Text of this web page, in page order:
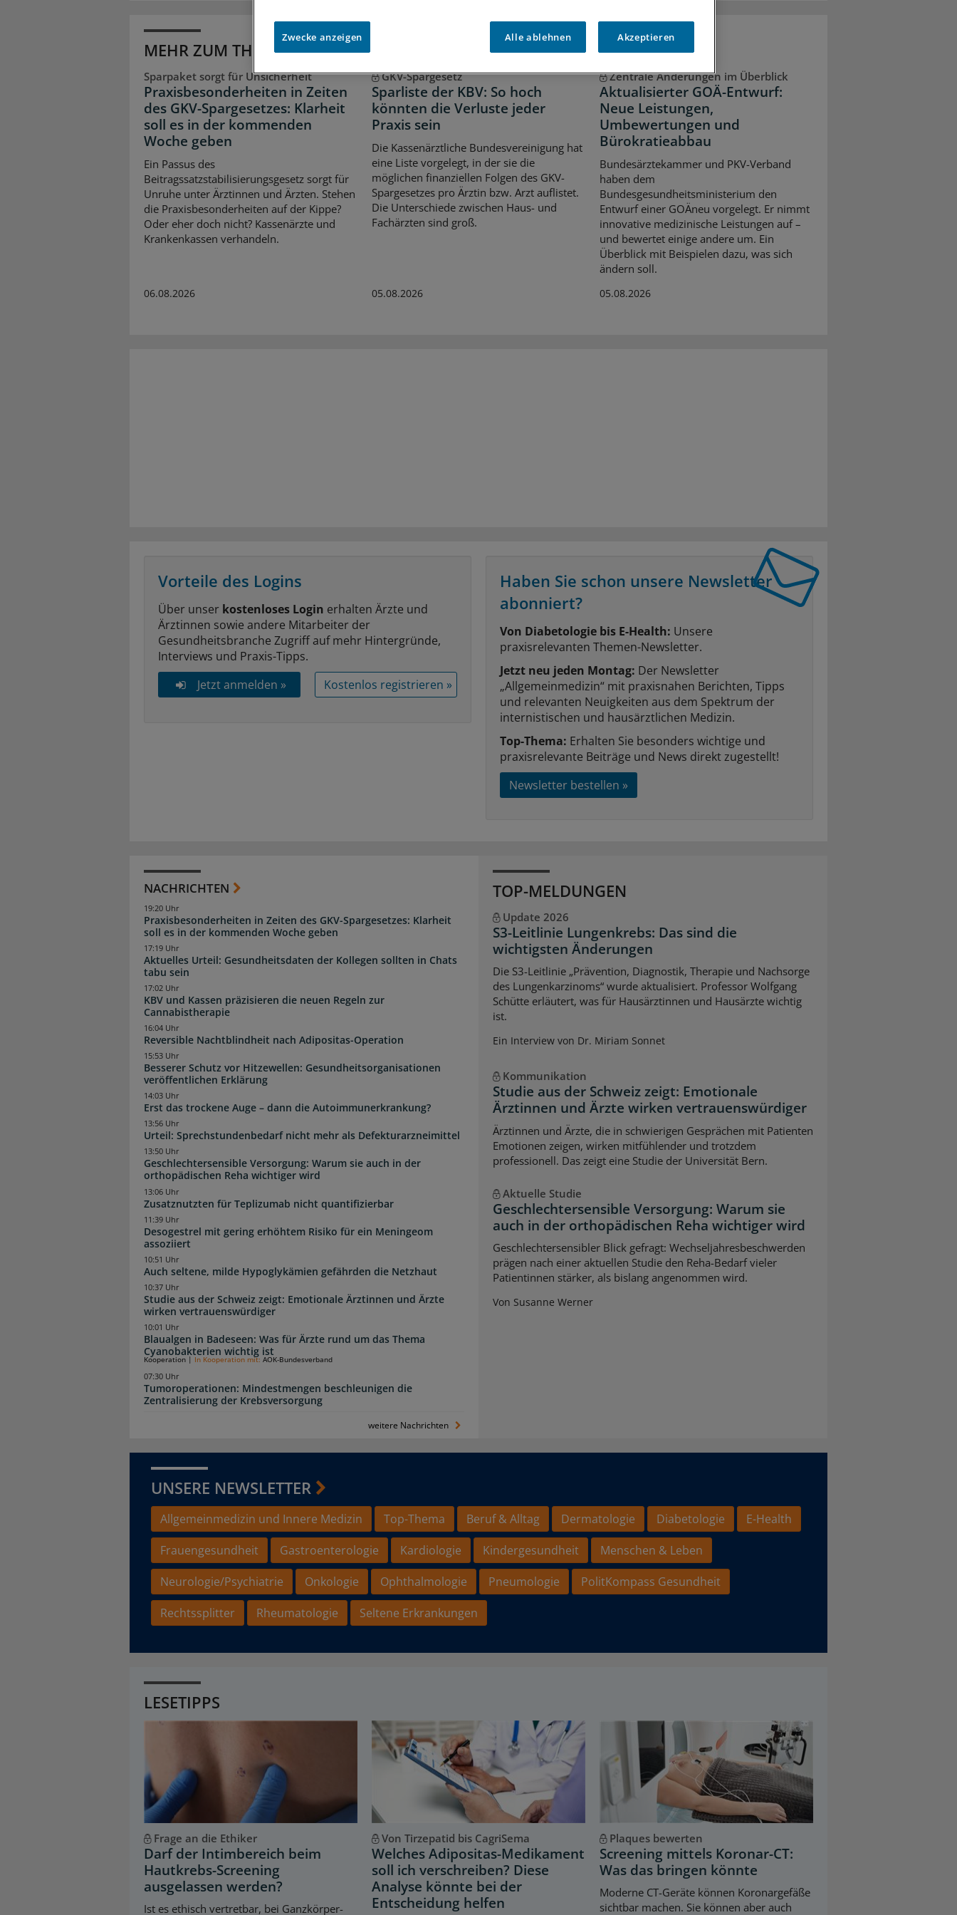
MEHR ZUM THEMA
Sparpaket sorgt für Unsicherheit
Praxisbesonderheiten in Zeiten
des GKV-Spargesetzes: Klarheit
soll es in der kommenden
Woche geben
Ein Passus des
Beitragssatzstabilisierungsgesetz sorgt für
Unruhe unter Ärztinnen und Ärzten. Stehen
die Praxisbesonderheiten auf der Kippe?
Oder eher doch nicht? Kassenärzte und
Krankenkassen verhandeln.
06.08.2026
GKV-Spargesetz
Sparliste der KBV: So hoch
könnten die Verluste jeder
Praxis sein
Die Kassenärztliche Bundesvereinigung hat
eine Liste vorgelegt, in der sie die
möglichen finanziellen Folgen des GKV-
Spargesetzes pro Ärztin bzw. Arzt auflistet.
Die Unterschiede zwischen Haus- und
Fachärzten sind groß.
05.08.2026
Zentrale Änderungen im Überblick
Aktualisierter GOÄ-Entwurf:
Neue Leistungen,
Umbewertungen und
Bürokratieabbau
Bundesärztekammer und PKV-Verband
haben dem
Bundesgesundheitsministerium den
Entwurf einer GOÄneu vorgelegt. Er nimmt
innovative medizinische Leistungen auf –
und bewertet einige andere um. Ein
Überblick mit Beispielen dazu, was sich
ändern soll.
05.08.2026
Vorteile des Logins
Über unser kostenloses Login erhalten Ärzte und
Ärztinnen sowie andere Mitarbeiter der
Gesundheitsbranche Zugriff auf mehr Hintergründe,
Interviews und Praxis-Tipps.
Jetzt anmelden »
Kostenlos registrieren »
Haben Sie schon unsere Newsletter
abonniert?
Von Diabetologie bis E-Health: Unsere
praxisrelevanten Themen-Newsletter.
Jetzt neu jeden Montag: Der Newsletter
„Allgemeinmedizin“ mit praxisnahen Berichten, Tipps
und relevanten Neuigkeiten aus dem Spektrum der
internistischen und hausärztlichen Medizin.
Top-Thema: Erhalten Sie besonders wichtige und
praxisrelevante Beiträge und News direkt zugestellt!
Newsletter bestellen »
NACHRICHTEN
Praxisbesonderheiten in Zeiten des GKV-Spargesetzes: Klarheit
soll es in der kommenden Woche geben
19:20 Uhr
Aktuelles Urteil: Gesundheitsdaten der Kollegen sollten in Chats
tabu sein
17:19 Uhr
KBV und Kassen präzisieren die neuen Regeln zur
Cannabistherapie
17:02 Uhr
Reversible Nachtblindheit nach Adipositas-Operation
16:04 Uhr
Besserer Schutz vor Hitzewellen: Gesundheitsorganisationen
veröffentlichen Erklärung
15:53 Uhr
Erst das trockene Auge – dann die Autoimmunerkrankung?
14:03 Uhr
Urteil: Sprechstundenbedarf nicht mehr als Defekturarzneimittel
13:56 Uhr
Geschlechtersensible Versorgung: Warum sie auch in der
orthopädischen Reha wichtiger wird
13:50 Uhr
Zusatznutzten für Teplizumab nicht quantifizierbar
13:06 Uhr
Desogestrel mit gering erhöhtem Risiko für ein Meningeom
assoziiert
11:39 Uhr
Auch seltene, milde Hypoglykämien gefährden die Netzhaut
10:51 Uhr
Studie aus der Schweiz zeigt: Emotionale Ärztinnen und Ärzte
wirken vertrauenswürdiger
10:37 Uhr
Blaualgen in Badeseen: Was für Ärzte rund um das Thema
Cyanobakterien wichtig ist
10:01 Uhr
Tumoroperationen: Mindestmengen beschleunigen die
Zentralisierung der Krebsversorgung
Kooperation In Kooperation mit: AOK-Bundesverband
07:30 Uhr
weitere Nachrichten
TOP-MELDUNGEN
Update 2026
S3-Leitlinie Lungenkrebs: Das sind die
wichtigsten Änderungen
Die S3-Leitlinie „Prävention, Diagnostik, Therapie und Nachsorge
des Lungenkarzinoms“ wurde aktualisiert. Professor Wolfgang
Schütte erläutert, was für Hausärztinnen und Hausärzte wichtig
ist.
Ein Interview von Dr. Miriam Sonnet
Kommunikation
Studie aus der Schweiz zeigt: Emotionale
Ärztinnen und Ärzte wirken vertrauenswürdiger
Ärztinnen und Ärzte, die in schwierigen Gesprächen mit Patienten
Emotionen zeigen, wirken mitfühlender und trotzdem
professionell. Das zeigt eine Studie der Universität Bern.
Aktuelle Studie
Geschlechtersensible Versorgung: Warum sie
auch in der orthopädischen Reha wichtiger wird
Geschlechtersensibler Blick gefragt: Wechseljahresbeschwerden
prägen nach einer aktuellen Studie den Reha-Bedarf vieler
Patientinnen stärker, als bislang angenommen wird.
Von Susanne Werner
UNSERE NEWSLETTER
Allgemeinmedizin und Innere Medizin Top-Thema Beruf & Alltag Dermatologie Diabetologie
E-Health
Frauengesundheit
Gastroenterologie Kardiologie Kindergesundheit
Menschen & Leben
Neurologie/Psychiatrie
Onkologie Ophthalmologie Pneumologie
PolitKompass Gesundheit
Rechtssplitter
Rheumatologie Seltene Erkrankungen
LESETIPPS
Frage an die Ethiker
Darf der Intimbereich beim
Hautkrebs-Screening
ausgelassen werden?
Ist es ethisch vertretbar, bei Ganzkörper-
Von Tirzepatid bis CagriSema
Welches Adipositas-Medikament
soll ich verschreiben? Diese
Analyse könnte bei der
Entscheidung helfen
Plaques bewerten
Screening mittels Koronar-CT:
Was das bringen könnte
Moderne CT-Geräte können Koronargefäße
sichtbar machen. Sie können aber auch
Zwecke anzeigen Alle ablehnen Akzeptieren